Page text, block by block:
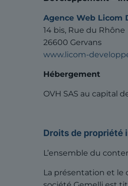
Agence Web Licom
14 bis, Rue du Rhône
26600 Gervans
www.licom-
Hébergement
OVH SAS au capital
Droits de propriété
L’ensemble du
La présentation et